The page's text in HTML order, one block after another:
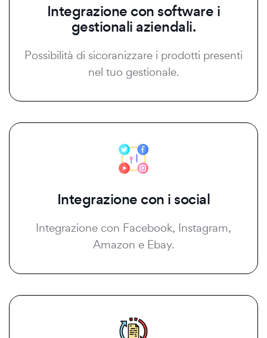
Integrazione con software i
gestionali aziendali.
Possibilità di sicoranizzare i prodotti presenti
nel tuo gestionale.
Integrazione con i social
Integrazione con Facebook, Instagram,
Amazon e Ebay.